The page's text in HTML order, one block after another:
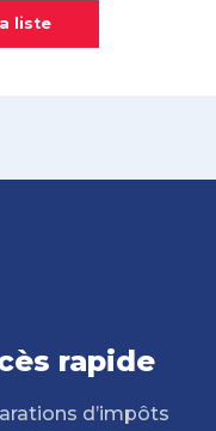
liste
rapide
d’impôts